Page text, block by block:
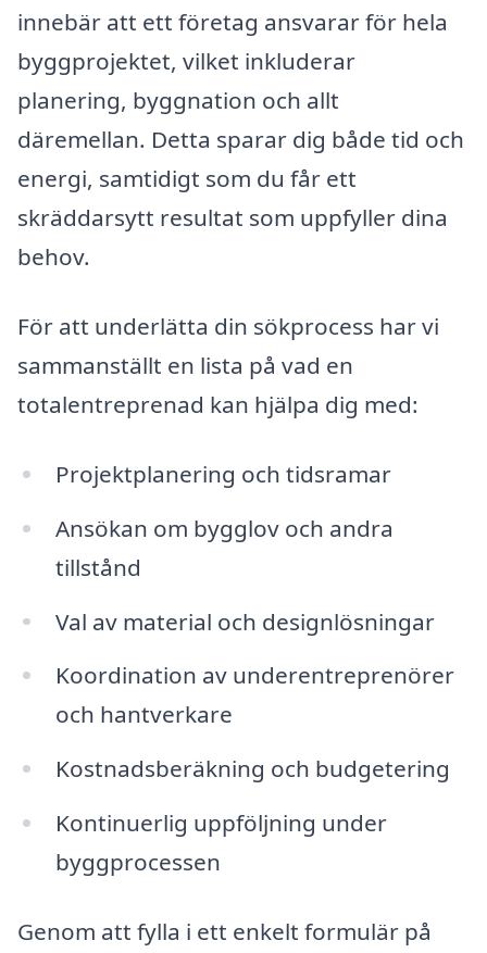
innebär att ett företag ansvarar för hela
byggprojektet, vilket inkluderar
planering, byggnation och allt
däremellan. Detta sparar dig både tid och
energi, samtidigt som du får ett
skräddarsytt resultat som uppfyller dina
behov.
För att underlätta din sökprocess har vi
sammanställt en lista på vad en
totalentreprenad kan hjälpa dig med:
Projektplanering och tidsramar
Ansökan om bygglov och andra
tillstånd
Val av material och designlösningar
Koordination av underentreprenörer
och hantverkare
Kostnadsberäkning och budgetering
Kontinuerlig uppföljning under
byggprocessen
Genom att fylla i ett enkelt formulär på